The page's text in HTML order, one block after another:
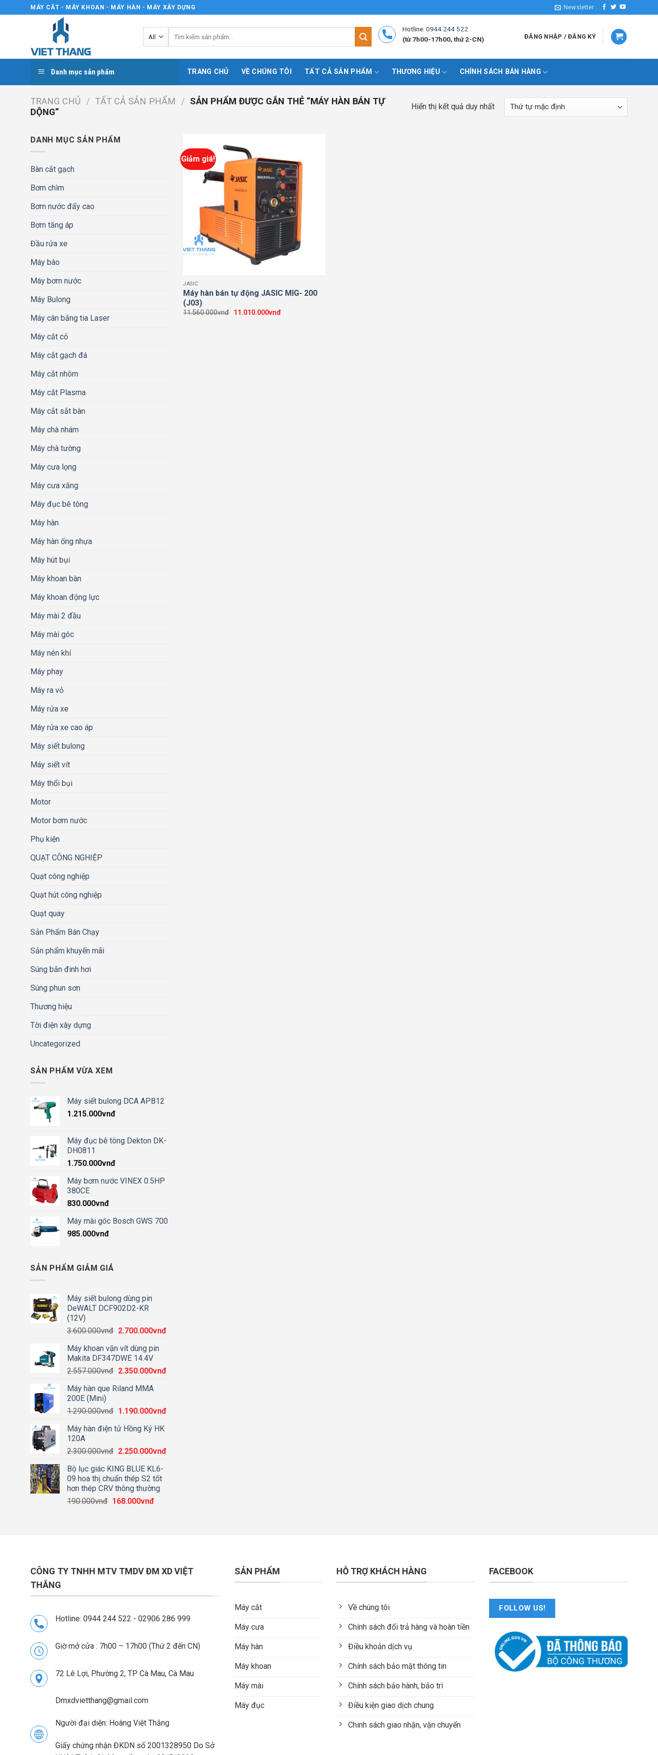
to
MÁY CẮT - MÁY KHOAN - MÁY HÀN - MÁY XÂY DỰNG Newsletter
kiếm:
Hotline: 0944 244 522
(từ 7h00-17h00, thứ 2-CN)
ĐĂNG NHẬP / ĐĂNG KÝ
Danh mục sản phẩm TRANG CHỦ VỀ CHÚNG TÔI TẤT CẢ SẢN PHẨM THƯƠNG HIỆU CHÍNH SÁCH BÁN HÀNG
TRANG CHỦ / TẤT CẢ SẢN PHẨM / SẢN PHẨM ĐƯỢC GẮN THẺ “MÁY HÀN BÁN TỰ
DỘNG”
Hiển thị kết quả duy nhất
DANH MỤC SẢN PHẨM
Bàn cắt gạch
Bơm chìm
Bơm nước đẩy cao
Bơm tăng áp
Đầu rửa xe
Máy bào
Máy bơm nước
Máy Bulong
Máy cân bằng tia Laser
Máy cắt cỏ
Máy cắt gạch đá
Máy cắt nhôm
Máy cắt Plasma
Máy cắt sắt bàn
Máy chà nhám
Máy chà tường
Máy cưa lọng
Máy cưa xăng
Máy đục bê tông
Máy hàn
Máy hàn ống nhựa
Máy hút bụi
Máy khoan bàn
Máy khoan động lực
Máy mài 2 đầu
Máy mài góc
Máy nén khí
Máy phay
Máy ra vỏ
Máy rửa xe
Máy rửa xe cao áp
Máy siết bulong
Máy siết vít
Máy thổi bụi
Motor
Motor bơm nước
Phụ kiện
QUẠT CÔNG NGHIỆP
Quạt công nghiệp
Quạt hút công nghiệp
Quạt quay
Sản Phẩm Bán Chạy
Sản phẩm khuyến mãi
Súng bắn đinh hơi
Súng phun sơn
Thương hiệu
Tời điện xây dựng
Uncategorized
SẢN PHẨM VỪA XEM
Máy siết bulong DCA APB12
1.215.000vnđ
Máy đục bê tông Dekton DK-
DH0811
1.750.000vnđ
Máy bơm nước VINEX 0.5HP
380CE
830.000vnđ
Máy mài góc Bosch GWS 700
985.000vnđ
SẢN PHẨM GIẢM GIÁ
Máy siết bulong dùng pin
DeWALT DCF902D2-KR
(12V)
3.600.000vnđ Giá
là:
3.600.000vnđ.
2.700.000vnđGiá
2.700.000vnđ.
Máy khoan vặn vít dùng pin
Makita DF347DWE 14.4V
2.557.000vnđ Giá
là:
2.350.000vnđGiá
2.350.000vnđ.
Máy hàn que Riland MMA
200E (Mini)
1.290.000vnđ Giá
là:
1.190.000vnđGiá
1.190.000vnđ.
Máy hàn điện tử Hồng Ký HK
120A
2.300.000vnđ Giá
là:
2.300.000vnđ.
2.250.000vnđGiá
Bộ lục giác KING BLUE KL6-
09 hoa thị chuẩn thép S2 tốt
hơn thép CRV thông thường
190.000vnđ Giá
168.000vnđGiá
Giảm giá!
JASIC
Máy hàn bán tự động JASIC MIG- 200
(J03)
11.560.000vnđ Giá
11.010.000vnđGiá
CÔNG TY TNHH MTV TMDV ĐM XD VIỆT
THẮNG
Hotline: 0944 244 522 - 02906 286 999
Giờ mở cửa : 7h00 – 17h00 (Thứ 2 đến CN)
72 Lê Lợi, Phường 2, TP Cà Mau, Cà Mau
Dmxdvietthang@gmail.com
Người đại diện: Hoàng Việt Thắng
Giấy chứng nhận ĐKDN số 2001328950 Do Sở
SẢN PHẨM
Máy cắt
Máy cưa
Máy hàn
Máy khoan
Máy mài
Máy đục
HỖ TRỢ KHÁCH HÀNG
Về chúng tôi
Chính sách đổi trả hàng và hoàn tiền
Điều khoản dịch vụ
Chính sách bảo mật thông tin
Chính sách bảo hành, bảo trì
Điều kiện giao dịch chung
Chinh sách giao nhận, vận chuyển
FACEBOOK
FOLLOW US!